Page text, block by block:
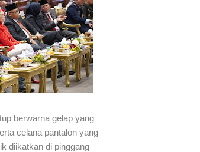
berwarna gelap yang
celana pantalon yang
diikatkan di pinggang